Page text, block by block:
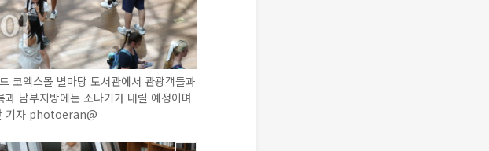
코엑스몰 별마당 도서관에서 관광객들과
남부지방에는 소나기가 내릴 예정이며
기자 photoeran@